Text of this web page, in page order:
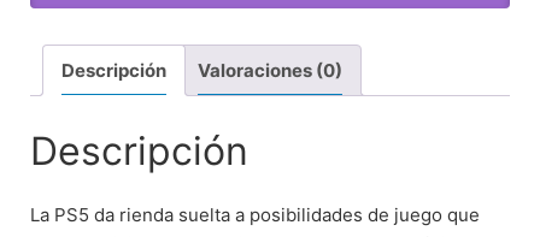
Descripción Valoraciones (0)
Descripción
La PS5 da rienda suelta a posibilidades de juego que